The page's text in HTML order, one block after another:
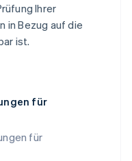
für
für
Ihrer
in Bezug auf die
ist.